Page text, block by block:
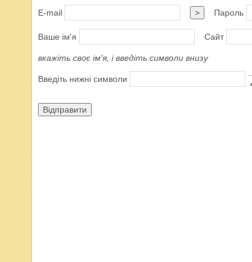
E-mail > Пароль
Ваше ім'я Сайт
вкажіть своє ім'я, і введіть символи внизу
Введіть нижні символи
Відправити